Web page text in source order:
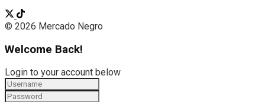
© 2026 Mercado Negro
Welcome Back!
Login to your account below